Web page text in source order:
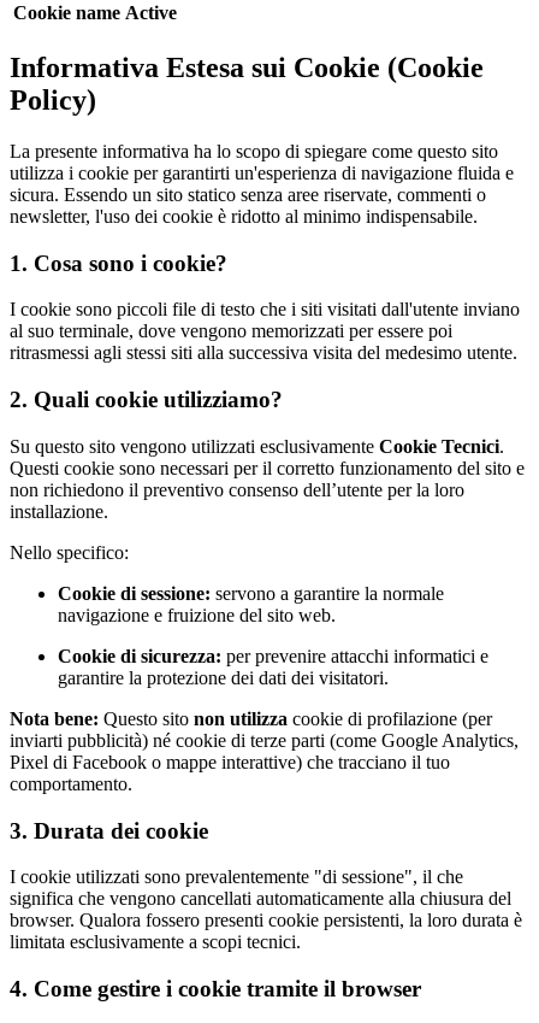
Cookie name Active
Informativa Estesa sui Cookie (Cookie
Policy)
La presente informativa ha lo scopo di spiegare come questo sito
utilizza i cookie per garantirti un'esperienza di navigazione fluida e
sicura. Essendo un sito statico senza aree riservate, commenti o
newsletter, l'uso dei cookie è ridotto al minimo indispensabile.
1. Cosa sono i cookie?
I cookie sono piccoli file di testo che i siti visitati dall'utente inviano
al suo terminale, dove vengono memorizzati per essere poi
ritrasmessi agli stessi siti alla successiva visita del medesimo utente.
2. Quali cookie utilizziamo?
Su questo sito vengono utilizzati esclusivamente Cookie Tecnici.
Questi cookie sono necessari per il corretto funzionamento del sito e
non richiedono il preventivo consenso dell’utente per la loro
installazione.
Nello specifico:
Cookie di sessione: servono a garantire la normale
navigazione e fruizione del sito web.
Cookie di sicurezza: per prevenire attacchi informatici e
garantire la protezione dei dati dei visitatori.
Nota bene: Questo sito non utilizza cookie di profilazione (per
inviarti pubblicità) né cookie di terze parti (come Google Analytics,
Pixel di Facebook o mappe interattive) che tracciano il tuo
comportamento.
3. Durata dei cookie
I cookie utilizzati sono prevalentemente "di sessione", il che
significa che vengono cancellati automaticamente alla chiusura del
browser. Qualora fossero presenti cookie persistenti, la loro durata è
limitata esclusivamente a scopi tecnici.
4. Come gestire i cookie tramite il browser